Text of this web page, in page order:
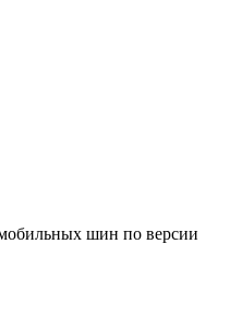
шин по версии